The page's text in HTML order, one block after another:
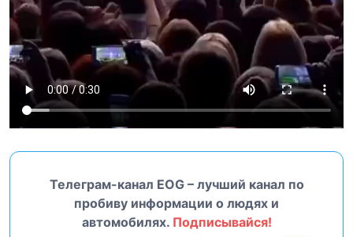
Телеграм-канал EOG – лучший канал по
пробиву информации о людях и
автомобилях. Подписывайся!